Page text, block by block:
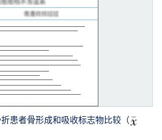
折患者骨形成和吸收标志物比较（